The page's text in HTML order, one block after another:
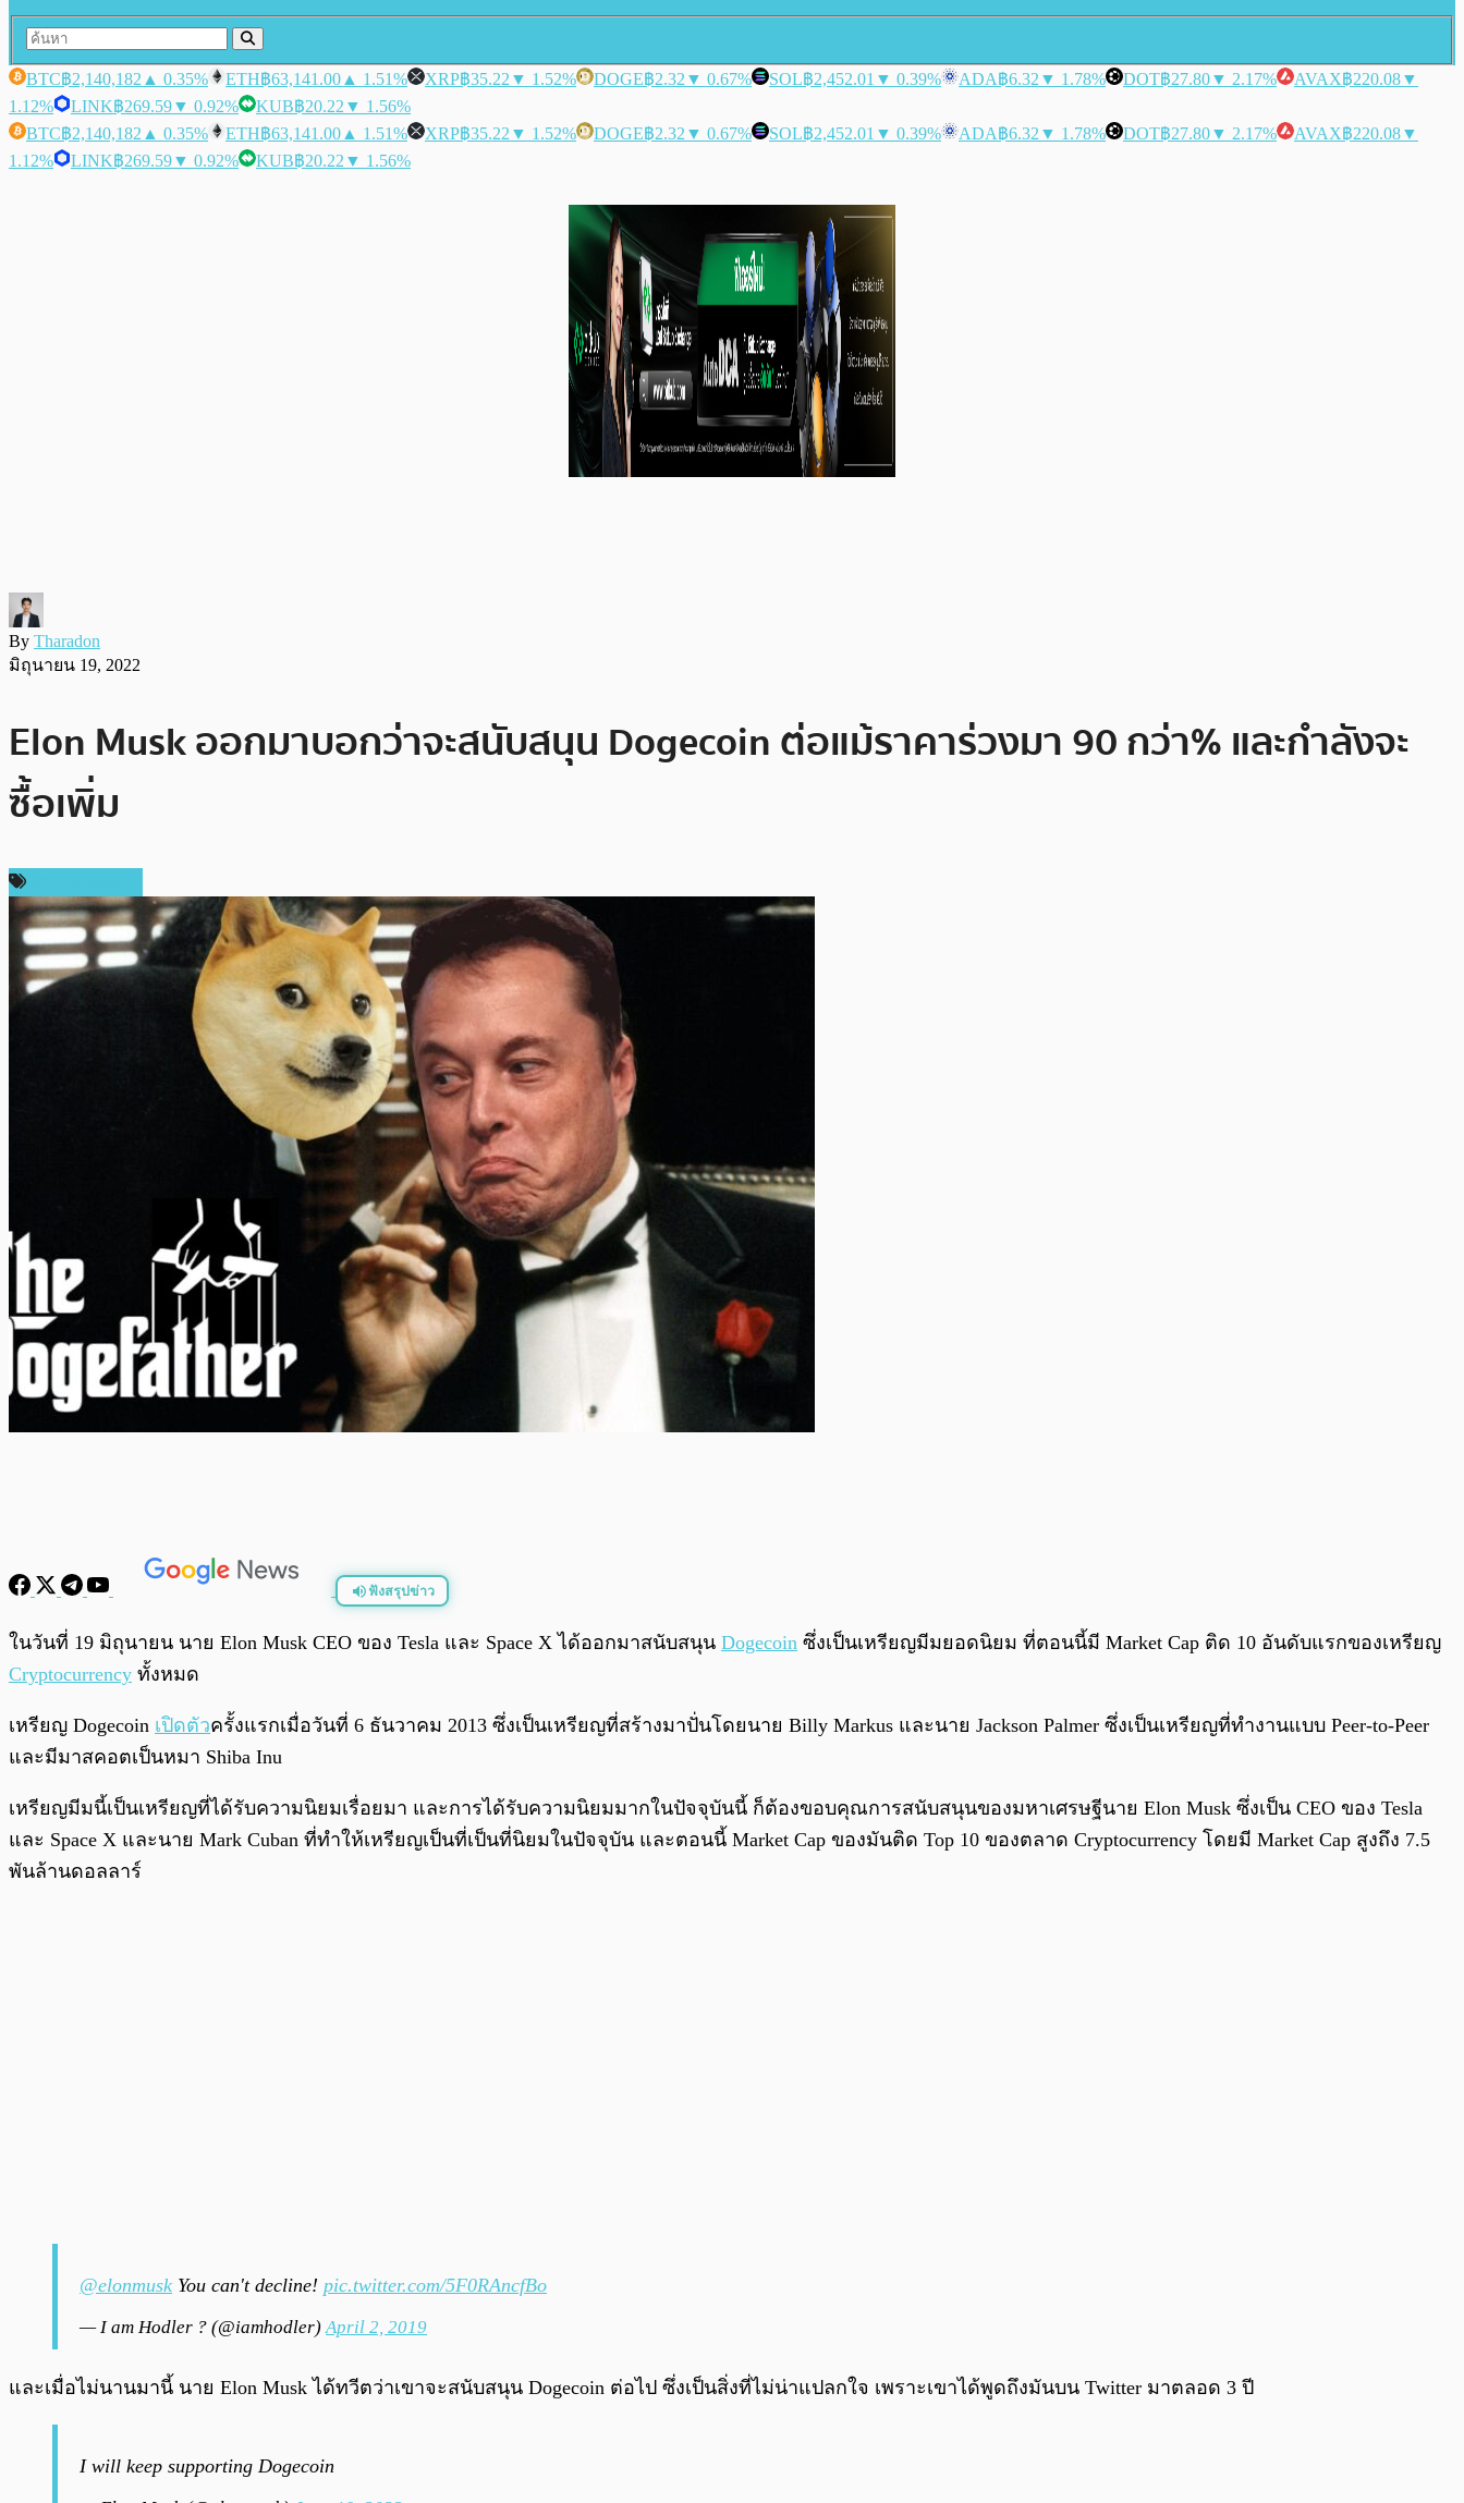
BTC฿2,140,182 ▲ 0.35% ETH฿63,141.00 ▲ 1.51% XRP฿35.22 ▼ 1.52% DOGE฿2.32 ▼ 0.67% SOL฿2,452.01 ▼ 0.39% ADA฿6.32 ▼ 1.78% DOT฿27.80▼ 2.17% AVAX฿220.08▼
1.12%
LINK฿269.59▼ 0.92% KUB฿20.22 ▼ 1.56%
BTC฿2,140,182 ▲ 0.35% ETH฿63,141.00 ▲ 1.51% XRP฿35.22 ▼ 1.52% DOGE฿2.32 ▼ 0.67% SOL฿2,452.01 ▼ 0.39% ADA฿6.32 ▼ 1.78% DOT฿27.80▼ 2.17% AVAX฿220.08▼
1.12%
LINK฿269.59▼ 0.92% KUB฿20.22 ▼ 1.56%
By Tharadon
มิถุนายน 19, 2022
Elon Musk ออกมาบอกว่าจะสนับสนุน Dogecoin ต่อแม้ราคาร่วงมา 90 กว่า% และกำลังจะ
ซื้อเพิ่ม
ฟังสรุปข่าว
พร้อมเล่น
ในวันที่ 19 มิถุนายน นาย Elon Musk CEO ของ Tesla และ Space X ได้ออกมาสนับสนุน Dogecoin ซึ่งเป็นเหรียญมีมยอดนิยม ที่ตอนนี้มี Market Cap ติด 10 อันดับแรกของเหรียญ
Cryptocurrency ทั้งหมด
เหรียญ Dogecoin เปิดตัวครั้งแรกเมื่อวันที่ 6 ธันวาคม 2013 ซึ่งเป็นเหรียญที่สร้างมาปั่นโดยนาย Billy Markus และนาย Jackson Palmer ซึ่งเป็นเหรียญที่ทำงานแบบ Peer-to-Peer
และมีมาสคอตเป็นหมา Shiba Inu
เหรียญมีมนี้เป็นเหรียญที่ได้รับความนิยมเรื่อยมา และการได้รับความนิยมมากในปัจจุบันนี้ ก็ต้องขอบคุณการสนับสนุนของมหาเศรษฐีนาย Elon Musk ซึ่งเป็น CEO ของ Tesla
และ Space X และนาย Mark Cuban ที่ทำให้เหรียญเป็นที่เป็นที่นิยมในปัจจุบัน และตอนนี้ Market Cap ของมันติด Top 10 ของตลาด Cryptocurrency โดยมี Market Cap สูงถึง 7.5
พันล้านดอลลาร์
@elonmusk You can't decline! pic.twitter.com/5F0RAncfBo
— I am Hodler ? (@iamhodler)April 2, 2019
และเมื่อไม่นานมานี้ นาย Elon Musk ได้ทวีตว่าเขาจะสนับสนุน Dogecoin ต่อไป ซึ่งเป็นสิ่งที่ไม่น่าแปลกใจ เพราะเขาได้พูดถึงมันบน Twitter มาตลอด 3 ปี
I will keep supporting Dogecoin